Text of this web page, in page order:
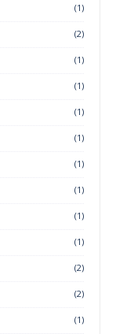
(1)
(2)
(1)
(1)
(1)
(1)
(1)
(1)
(1)
(1)
(2)
(2)
(1)